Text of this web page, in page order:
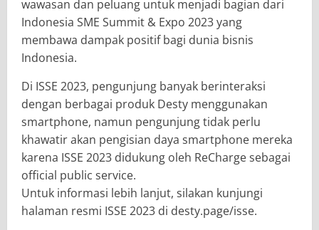
wawasan dan peluang untuk menjadi bagian dari
Indonesia SME Summit & Expo 2023 yang
membawa dampak positif bagi dunia bisnis
Indonesia.
Di ISSE 2023, pengunjung banyak berinteraksi
dengan berbagai produk Desty menggunakan
smartphone, namun pengunjung tidak perlu
khawatir akan pengisian daya smartphone mereka
karena ISSE 2023 didukung oleh ReCharge sebagai
official public service.
Untuk informasi lebih lanjut, silakan kunjungi
halaman resmi ISSE 2023 di desty.page/isse.